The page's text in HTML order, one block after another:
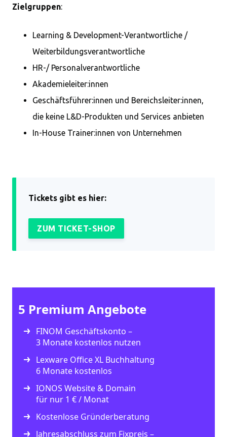
Zielgruppen:
Learning & Development-Verantwortliche /
Weiterbildungsverantwortliche
HR-/ Personalverantwortliche
Akademieleiter:innen
Geschäftsführer:innen und Bereichsleiter:innen,
die keine L&D-Produkten und Services anbieten
In-House Trainer:innen von Unternehmen
Tickets gibt es hier:
ZUM TICKET-SHOP
5 Premium Angebote
FINOM Geschäftskonto –
3 Monate kostenlos nutzen
Lexware Office XL Buchhaltung
6 Monate kostenlos
IONOS Website & Domain
für nur 1 € / Monat
Kostenlose Gründerberatung
Jahresabschluss zum Fixpreis –